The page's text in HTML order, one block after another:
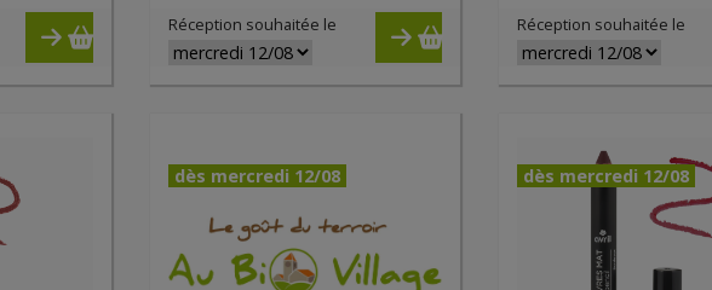
Réception souhaitée le Réception souhaitée le
dès mercredi 12/08 dès mercredi 12/08